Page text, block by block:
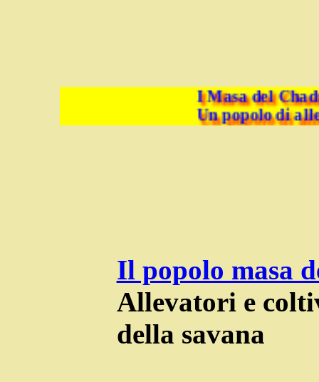
I Masa del Chad:
Un popolo di
Il popolo masa
Allevatori e
della savana